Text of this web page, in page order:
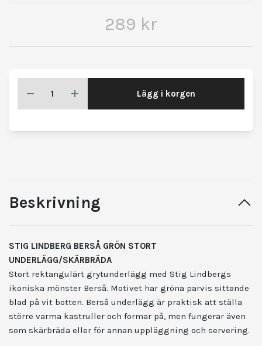
289 kr
Lägg i korgen
Beskrivning
STIG LINDBERG BERSÅ GRÖN STORT
UNDERLÄGG/SKÄRBRÄDA
Stort rektangulärt grytunderlägg med Stig Lindbergs
ikoniska mönster Berså. Motivet har gröna parvis sittande
blad på vit botten. Berså underlägg är praktisk att ställa
större varma kastruller och formar på, men fungerar även
som skärbräda eller för annan uppläggning och servering.